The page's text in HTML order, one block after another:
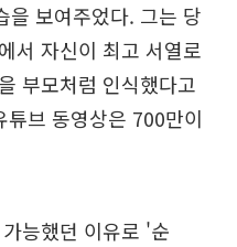
을 보여주었다. 그는 당
서 자신이 최고 서열로
부모처럼 인식했다고
브 동영상은 700만이
능했던 이유로 '순